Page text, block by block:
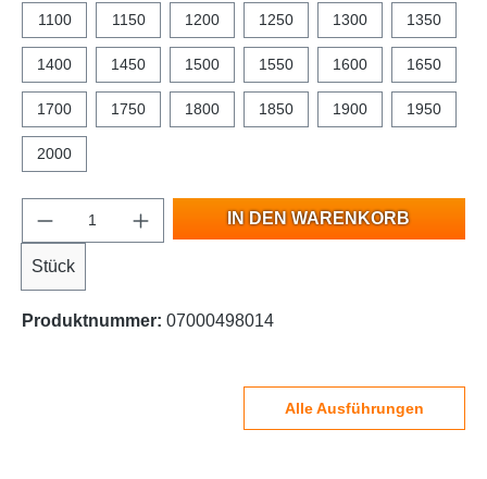
1100 1150 1200 1250 1300 1350
1400 1450 1500 1550 1600 1650
1700 1750 1800 1850 1900 1950
2000
Stück
IN DEN WARENKORB
Produktnummer: 07000498014
Alle Ausführungen